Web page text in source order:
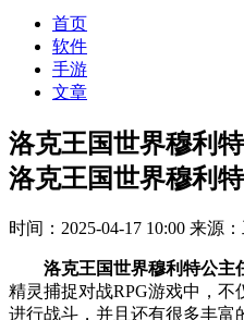
首页
软件
手游
文章
洛克王国世界穆利
洛克王国世界穆利
时间：2025-04-17 10:00 来源
洛克王国世界穆利特公主
精灵捕捉对战RPG游戏中，不
进行战斗，并且还有很多丰富